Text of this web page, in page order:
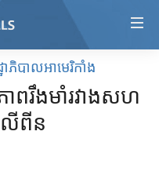
ាភិបាលអាមេរិកាំង
ាព​រឹងមាំ​រវាង​សហ
លីពីន